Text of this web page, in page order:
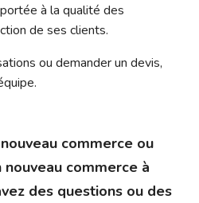
à la qualité des
de ses clients.
ou demander un devis,
commerce ou
commerce à
des questions ou des